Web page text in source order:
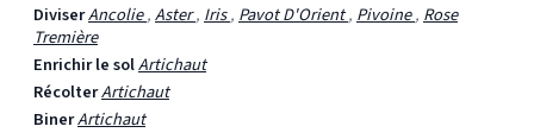
DiviserAncolie,Aster, Iris, Pavot D'Orient, Pivoine, Rose
Tremière
Enrichir le solArtichaut
RécolterArtichaut
BinerArtichaut